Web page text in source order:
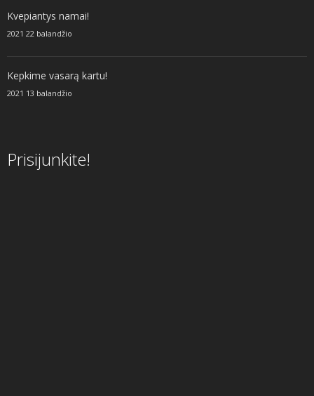
Kvepiantys namai!
2021 22 balandžio
Kepkime vasarą kartu!
2021 13 balandžio
Prisijunkite!